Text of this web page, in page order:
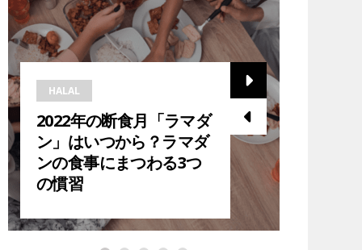
HALAL
2022年の断食月「ラマダ
ン」はいつから？ラマダ
ンの食事にまつわる3つ
の慣習